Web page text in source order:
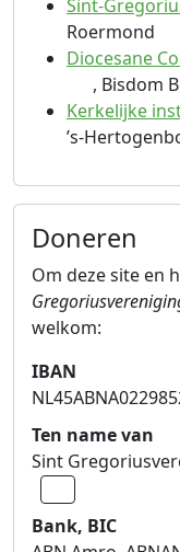
Sint-
Roermond
Diocesane
, Bisdom
Kerkelijke
’s-
Doneren
Om deze site en
welkom:
IBAN
Ten name van
Sint
Bank, BIC